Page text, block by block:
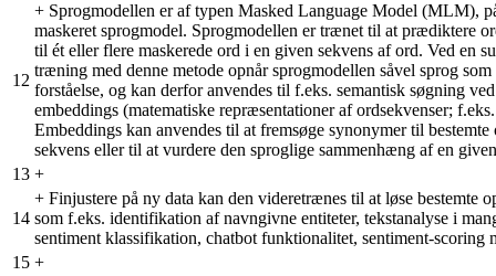
12
+ Sprogmodellen er af typen Masked Language Model (MLM),
maskeret sprogmodel. Sprogmodellen er trænet til at prædiktere
til ét eller flere maskerede ord i en given sekvens af ord. Ved en
træning med denne metode opnår sprogmodellen såvel sprog som
forståelse, og kan derfor anvendes til f.eks. semantisk søgning
embeddings (matematiske repræsentationer af ordsekvenser;
Embeddings kan anvendes til at fremsøge synonymer til bestemte
sekvens eller til at vurdere den sproglige sammenhæng af en
13 +
14
+ Finjustere på ny data kan den videretrænes til at løse bestemte
som f.eks. identifikation af navngivne entiteter, tekstanalyse i
sentiment klassifikation, chatbot funktionalitet, sentiment-scoring
15 +